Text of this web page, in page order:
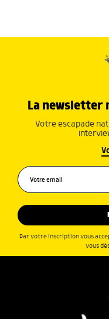
La newsletter
Votre escapade
Par votre inscription vous
vous